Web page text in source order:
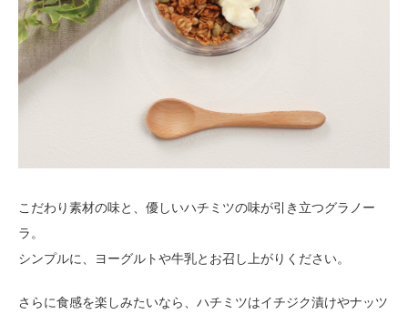
こだわり素材の味と、優しいハチミツの味が引き立つグラノー
ラ。
シンプルに、ヨーグルトや牛乳とお召し上がりください。
さらに食感を楽しみたいなら、ハチミツはイチジク漬けやナッツ